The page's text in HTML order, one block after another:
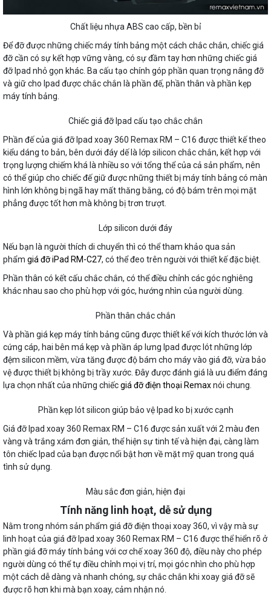
Chất liệu nhựa ABS cao cấp, bền bỉ
Để đỡ được những chiếc máy tính bảng một cách chắc chắn, chiếc giá
đỡ cần có sự kết hợp vững vàng, có sự đầm tay hơn những chiếc giá
đỡ Ipad nhỏ gọn khác. Ba cấu tạo chính góp phần quan trọng nâng đỡ
và giữ cho Ipad được chắc chắn là phần đế, phần thân và phần kẹp
máy tính bảng.
Chiếc giá đỡ Ipad cấu tạo chắc chắn
Phần đế của giá đỡ Ipad xoay 360 Remax RM – C16 được thiết kế theo
kiểu dáng to bản, bên dưới đáy dế là lớp silicon chắc chắn, kết hợp với
trọng lượng chiếm khá là nhiều so với tổng thể của cả sản phẩm, nên
có thể giúp cho chiếc đế giữ được những thiết bị máy tính bảng có màn
hình lớn không bị ngã hay mất thăng bằng, có độ bám trên mọi mặt
phẳng được tốt hơn mà không bị trơn trượt.
Lớp silicon dưới đáy
Nếu bạn là người thích di chuyển thì có thể tham khảo qua sản
phẩm giá đỡ iPad RM-C27, có thể đeo trên người với thiết kế đặc biệt.
Phần thân có kết cấu chắc chắn, có thể điều chỉnh các góc nghiêng
khác nhau sao cho phù hợp với góc, hướng nhìn của người dùng.
Phần thân chắc chắn
Và phần giá kẹp máy tính bảng cũng được thiết kế với kích thước lớn và
cứng cáp, hai bên má kẹp và phần áp lưng Ipad được lót những lớp
đệm silicon mềm, vừa tăng được độ bám cho máy vào giá đỡ, vừa bảo
vệ được thiết bị không bị trầy xước. Đây được đánh giá là ưu điểm đáng
lựa chọn nhất của những chiếcgiá đỡ điện thoại Remaxnói chung.
Phần kẹp lót silicon giúp bảo vệ Ipad ko bị xước cạnh
Giá đỡ Ipad xoay 360 Remax RM – C16 được sản xuất với 2 màu đen
vàng và trắng xám đơn giản, thể hiện sự tinh tế và hiện đại, càng làm
tôn chiếc Ipad của bạn được nổi bật hơn về mặt mỹ quan trong quá
tình sử dụng.
Màu sắc đơn giản, hiện đại
Tính năng linh hoạt, dễ sử dụng
Nằm trong nhóm sản phẩm giá đỡ điện thoại xoay 360, vì vậy mà sự
linh hoạt của giá đỡ Ipad xoay 360 Remax RM – C16 được thể hiển rõ ở
phần giá đỡ máy tính bảng với cơ chế xoay 360 độ, điều này cho phép
người dùng có thể tự điều chỉnh mọi vị trí, mọi góc nhìn cho phù hợp
một cách dễ dàng và nhanh chóng, sự chắc chắn khi xoay giá đỡ sẽ
được rõ hơn khi mà bạn xoay, cảm nhận nó.